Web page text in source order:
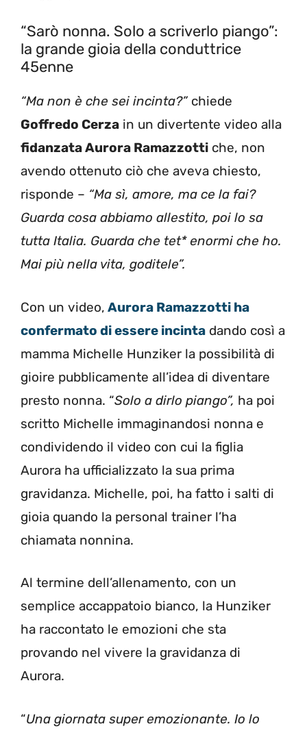
“Sarò nonna. Solo a scriverlo piango”:
la grande gioia della conduttrice
45enne
“Ma non è che sei incinta?”chiede
Goffredo Cerza in un divertente video alla
fidanzata Aurora Ramazzotti che, non
avendo ottenuto ciò che aveva chiesto,
risponde – “Ma sì, amore, ma ce la fai?
Guarda cosa abbiamo allestito, poi lo sa
tutta Italia. Guarda che tet* enormi che ho.
Mai più nella vita, goditele”.
Con un video, Aurora Ramazzotti ha
confermato di essere incinta dando così a
mamma Michelle Hunziker la possibilità di
gioire pubblicamente all’idea di diventare
presto nonna. “Solo a dirlo piango”, ha poi
scritto Michelle immaginandosi nonna e
condividendo il video con cui la figlia
Aurora ha ufficializzato la sua prima
gravidanza. Michelle, poi, ha fatto i salti di
gioia quando la personal trainer l’ha
chiamata nonnina.
Al termine dell’allenamento, con un
semplice accappatoio bianco, la Hunziker
ha raccontato le emozioni che sta
provando nel vivere la gravidanza di
Aurora.
“Una giornata super emozionante. Io lo